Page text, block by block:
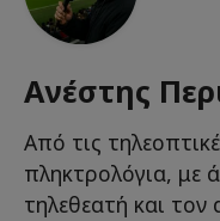
Ανέστης
Από τις
πληκτρολόγια, με
τηλεθεατή και τον